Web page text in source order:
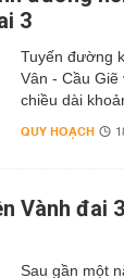
3
Tuyến đường
Vân - Cầu Giẽ
chiều dài
QUY HOẠCH
Vành đai
Sau gần một